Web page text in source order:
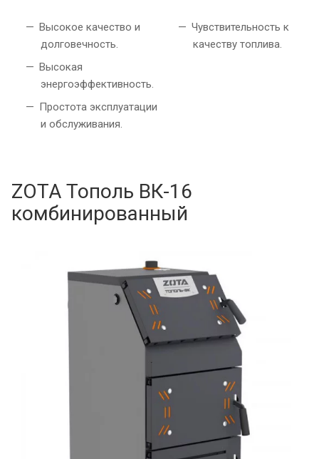
Высокое качество и
долговечность.
Высокая
энергоэффективность.
Простота эксплуатации
и обслуживания.
Чувствительность к
качеству топлива.
ZOTA Тополь ВК-16
комбинированный